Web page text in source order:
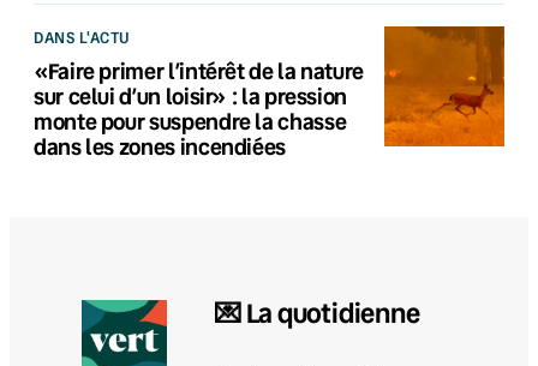
DANS L'ACTU
«Faire primer l’intérêt de la nature
sur celui d’un loisir» : la pression
monte pour suspendre la chasse
dans les zones incendiées
💌 La quotidienne